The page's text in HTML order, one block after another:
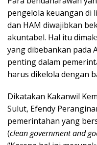
pengelola keuangan di
dan HAM diwajibkan
akuntabel. Hal itu
yang dibebankan pada
penting dalam
harus dikelola dengan
Dikatakan Kakanwil
Sulut, Efendy
pemerintahan yang
(clean government and